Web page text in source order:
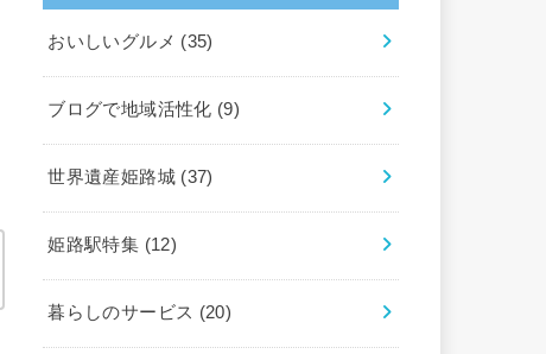
おいしいグルメ (35)
ブログで地域活性化 (9)
世界遺産姫路城 (37)
姫路駅特集 (12)
暮らしのサービス (20)